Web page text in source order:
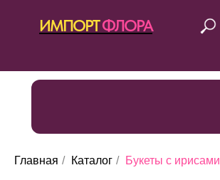
ИМПОРТФЛОРА
Главная / Каталог / Букеты с ирисами